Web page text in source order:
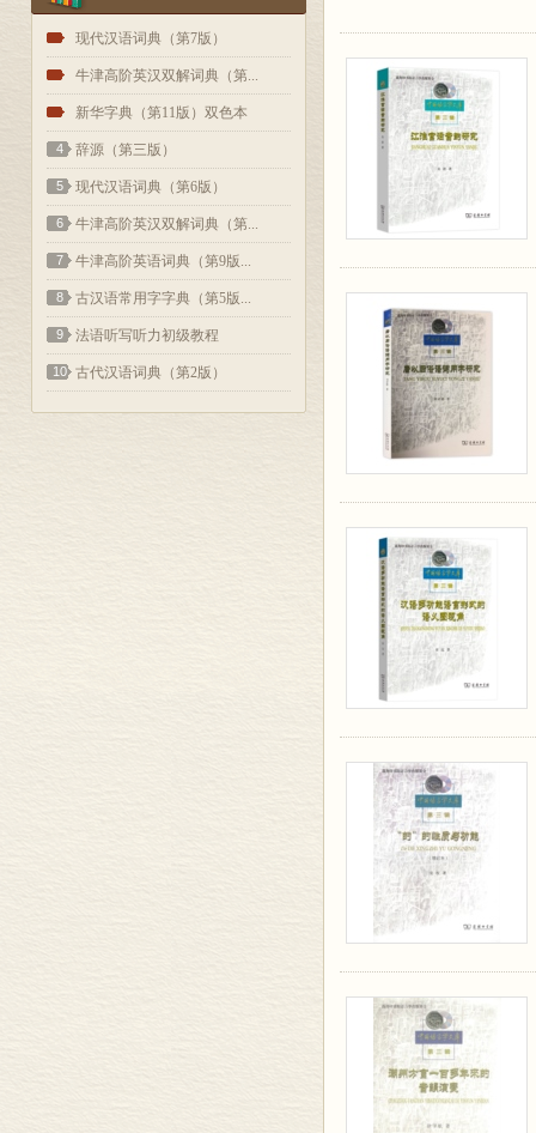
1 现代汉语词典（第7版）
2 牛津高阶英汉双解词典（第...
3 新华字典（第11版）双色本
4 辞源（第三版）
5 现代汉语词典（第6版）
6 牛津高阶英汉双解词典（第...
7 牛津高阶英语词典（第9版...
8 古汉语常用字字典（第5版...
9 法语听写听力初级教程
10 古代汉语词典（第2版）